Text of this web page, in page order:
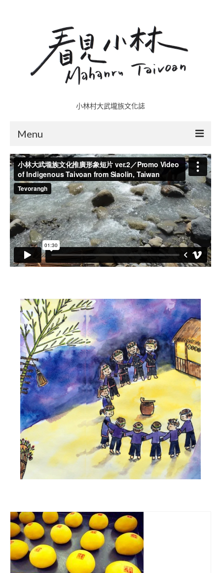
小林村大武壠族文化誌
Menu
小林村故事多
五里埔
日光小林
小愛小林
媒體上的小林
誰是大武壠族
祭儀信仰
工藝服飾
民族植物
風味飲食
歌舞文化
歡迎來部落
旅遊資訊
部落美食
原民文創